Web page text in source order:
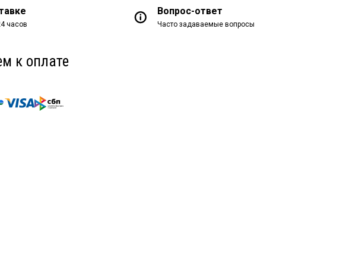
часов
Вопрос-ответ
Часто задаваемые вопросы
к оплате